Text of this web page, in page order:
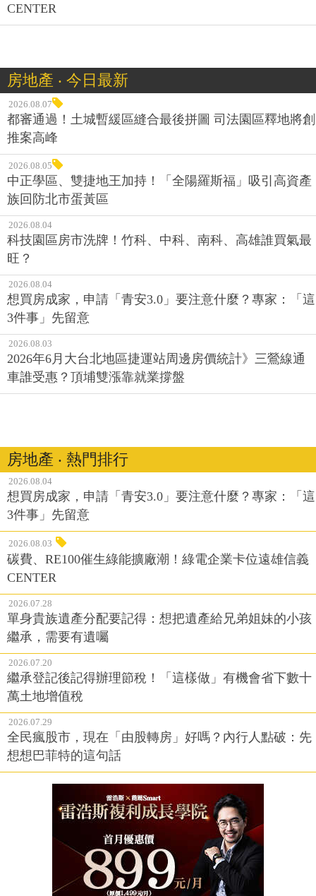
CENTER
房地產 ‧ 今日最新
2026.08.07
都審通過！土城暫緩區縫合最後拼圖 司法園區釋地將創
推案高峰
2026.08.05
中正學區、雙捷地王加持！「全陽羅斯福」吸引高資產
族回防北市蛋黃區
2026.08.04
科技園區房市洗牌！竹科、中科、南科、高雄誰買氣最
旺？
2026.08.04
想買房成家，申請「青安3.0」要注意什麼？專家：「這
3件事」先留意
2026.08.03
2026年6月大台北地區捷運站周邊房價統計》三鶯線通
車誰受惠？頂埔雙漲靠就業撐盤
房地產 ‧ 熱門排行
2026.08.04
想買房成家，申請「青安3.0」要注意什麼？專家：「這
3件事」先留意
2026.08.03
碳費、RE100催生綠能擴廠潮！綠電企業卡位遠雄信義
CENTER
2026.07.28
單身貴族遺產分配要記得：想把遺產給兄弟姐妹的小孩
繼承，需要有遺囑
2026.07.20
繼承登記後記得辦理節稅！「這樣做」有機會省下數十
萬土地增值稅
2026.07.29
全民瘋股市，現在「由股轉房」好嗎？內行人點破：先
想想巴菲特的這句話